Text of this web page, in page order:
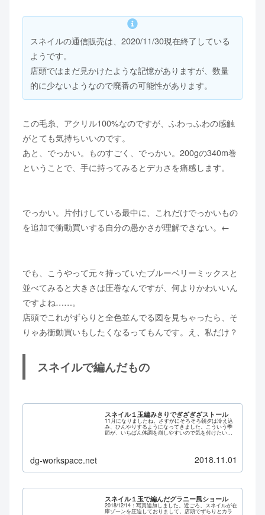
スネイルの通信販売は、2020/11/30現在終了している
ようです。
店頭ではまだ見かけたような記憶がありますが、数量
的に少ないようなので廃番の可能性があります。
この毛糸、アクリル100%なのですが、ふわっふわの感触
がとても気持ちいいのです。
あと、でっかい。ものすごく、でっかい。200gの340m巻
ということで、手に持ってみるとデカさを痛感します。
でっかい。片付けしている最中に、これだけでっかいもの
を追加で衝動買いする自分の愚かさが理解できない。←
でも、こうやって元々持っていたブルーベリーミックスと
並べてみると大きさは圧巻なんですが、何よりかわいいん
ですよね……。
店頭でこれがずらりと全色並んでる図を見ちゃったら、そ
りゃあ衝動買いもしたくなるってもんです。え、私だけ？
スネイルで編んだもの
スネイル１玉編みきりでぎざぎざストール
11月になりましたね。さすがにそろそろ朝夕は冷え込
み、ひんやりするようになってきました。こういう季
節が、いちばん体調を崩しやすいので気を付けたいと
dg-workspace.net 2018.11.01
スネイル１玉で編んだグラニー風ショール
2018/12/14：写真追加しました。近ごろ、スネイルが在
庫ゾーンを圧迫しておりまして。店頭でずらりとカラ